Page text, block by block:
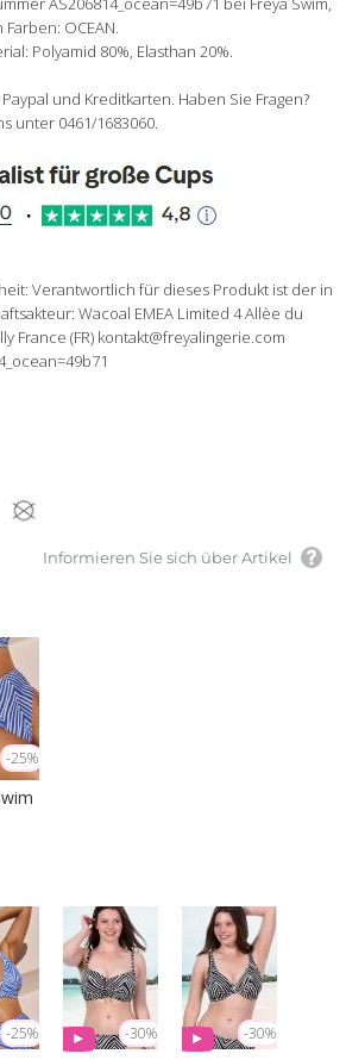
OCEAN.
Polyamid 80%, Elasthan 20%.
und Kreditkarten. Haben Sie Fragen?
unter 0461/1683060.
Verantwortlich für dieses Produkt ist der in
Wacoal EMEA Limited 4 Allèe du
France (FR) kontakt@freyalingerie.com
Informieren Sie sich über Artikel
-25%
-25% -30% -30%